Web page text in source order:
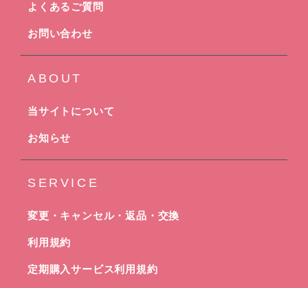
よくあるご質問
お問い合わせ
ABOUT
当サイトについて
お知らせ
SERVICE
変更・キャンセル・返品・交換
利用規約
定期購入サービス利用規約